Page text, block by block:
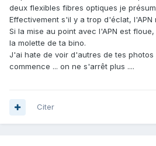
deux flexibles fibres optiques je
Effectivement s'il y a trop d'éclat,
Si la mise au point avec l'APN est
la molette de ta bino.
J'ai hate de voir d'autres de tes photos
commence ... on ne s'arrêt plus ....
Citer